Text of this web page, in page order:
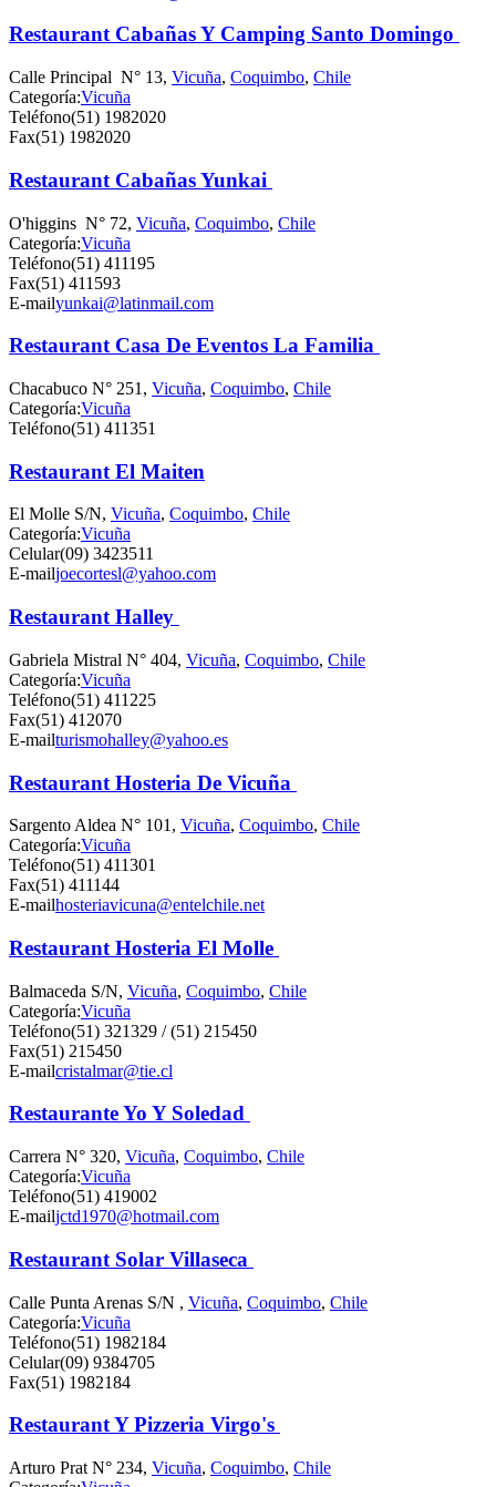
Restaurant Cabañas Y Camping Santo Domingo
Calle Principal N° 13, Vicuña, Coquimbo, Chile
Categoría:Vicuña
Teléfono(51) 1982020
Fax(51) 1982020
Restaurant Cabañas Yunkai
O'higgins N° 72, Vicuña, Coquimbo, Chile
Categoría:Vicuña
Teléfono(51) 411195
Fax(51) 411593
E-mailyunkai@latinmail.com
Restaurant Casa De Eventos La Familia
Chacabuco N° 251, Vicuña, Coquimbo, Chile
Categoría:Vicuña
Teléfono(51) 411351
Restaurant El Maiten
El Molle S/N, Vicuña, Coquimbo, Chile
Categoría:Vicuña
Celular(09) 3423511
E-mailjoecortesl@yahoo.com
Restaurant Halley
Gabriela Mistral N° 404, Vicuña, Coquimbo, Chile
Categoría:Vicuña
Teléfono(51) 411225
Fax(51) 412070
E-mailturismohalley@yahoo.es
Restaurant Hosteria De Vicuña
Sargento Aldea N° 101, Vicuña, Coquimbo, Chile
Categoría:Vicuña
Teléfono(51) 411301
Fax(51) 411144
E-mailhosteriavicuna@entelchile.net
Restaurant Hosteria El Molle
Balmaceda S/N, Vicuña, Coquimbo, Chile
Categoría:Vicuña
Teléfono(51) 321329 / (51) 215450
Fax(51) 215450
E-mailcristalmar@tie.cl
Restaurante Yo Y Soledad
Carrera N° 320, Vicuña, Coquimbo, Chile
Categoría:Vicuña
Teléfono(51) 419002
E-mailjctd1970@hotmail.com
Restaurant Solar Villaseca
Calle Punta Arenas S/N , Vicuña, Coquimbo, Chile
Categoría:Vicuña
Teléfono(51) 1982184
Celular(09) 9384705
Fax(51) 1982184
Restaurant Y Pizzeria Virgo's
Arturo Prat N° 234, Vicuña, Coquimbo, Chile